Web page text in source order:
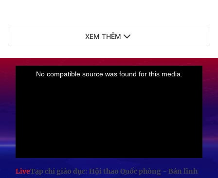
XEM THÊM
LiveTạp chí giáo dục: Hội thao Quốc phòng - Bản lĩnh